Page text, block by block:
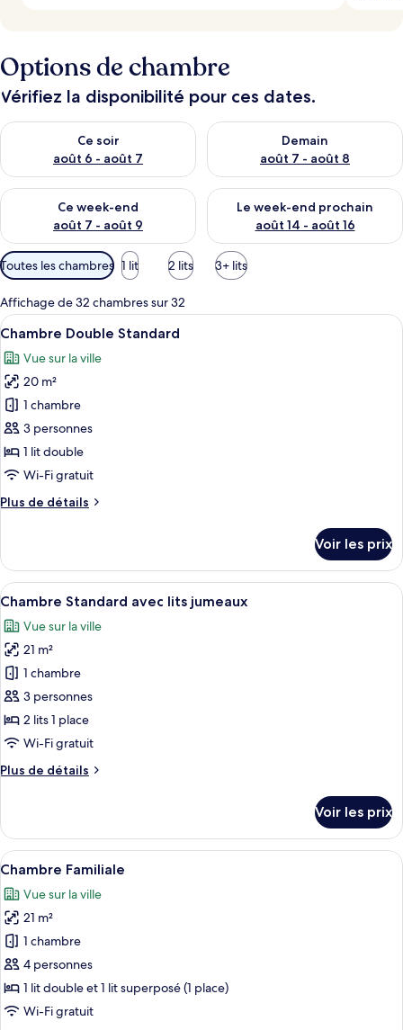
Options de chambre
Vérifiez la disponibilité pour ces dates.
Ce soir
août 6 - août 7
Vérifier la disponibilité pour ce soir août 6 - août 7
Demain
août 7 - août 8
Vérifier la disponibilité pour
Ce week-end
août 7 - août 9
Vérifier la disponibilité pour ce week-end août 7 - août 9
Le week-end prochain
août 14 - août 16
Vérifier la disponibilité pour
Filtres
disponibles
pour
les
chambres
Toutes les chambres 1 lit 2 lits 3+ lits
Affichage de 32 chambres sur 32
Afficher
toutes
les
photos
pour
ce
type
de
chambre :
Chambre
Un lit bien fait, avec du linge de lit
5
Chambre Double Standard
Vue sur la ville
20 m²
1 chambre
3 personnes
1 lit double
Wi-Fi gratuit
Plus de détails
Plus
le
type
de
Chambre
Double
Standard
Voir les prix
Afficher
toutes
les
photos
pour
ce
type
de
chambre :
Chambre
lits
jumeaux
Une chambre d’hôtel avec deux
7
Chambre Standard avec lits jumeaux
Vue sur la ville
21 m²
1 chambre
3 personnes
2 lits 1 place
Wi-Fi gratuit
Plus de détails
Plus
le
type
de
Chambre
Standard
avec
lits
jumeaux
Voir les prix
Afficher
toutes
les
photos
pour
ce
type
de
chambre :
Une chambre d’hôtel moderne
6
Chambre Familiale
Vue sur la ville
21 m²
1 chambre
4 personnes
1 lit double et 1 lit superposé (1 place)
Wi-Fi gratuit